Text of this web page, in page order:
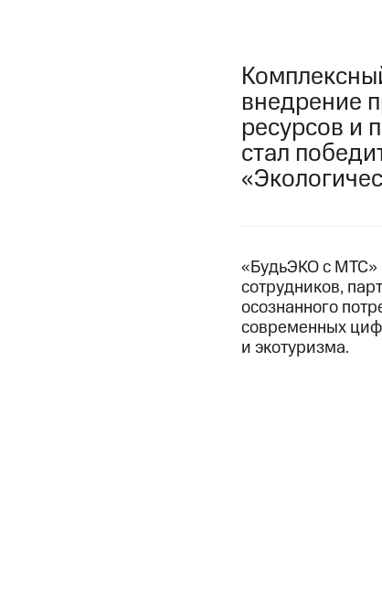
внедрение
ресурсов и
стал
«БудьЭКО с МТС»
сотрудников,
осознанного
современных
и экотуризма.